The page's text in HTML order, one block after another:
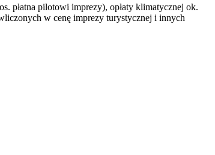
płatna pilotowi imprezy), opłaty klimatycznej ok.
w cenę imprezy turystycznej i innych